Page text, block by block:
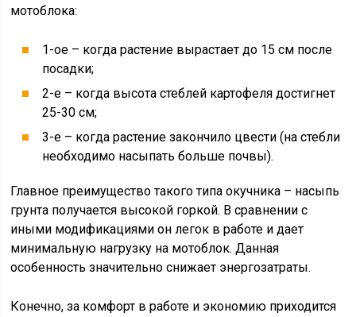
мотоблока:
1-ое – когда растение вырастает до 15 см после
посадки;
2-е – когда высота стеблей картофеля достигнет
25-30 см;
3-е – когда растение закончило цвести (на стебли
необходимо насыпать больше почвы).
Главное преимущество такого типа окучника – насыпь
грунта получается высокой горкой. В сравнении с
иными модификациями он легок в работе и дает
минимальную нагрузку на мотоблок. Данная
особенность значительно снижает энергозатраты.
Конечно, за комфорт в работе и экономию приходится